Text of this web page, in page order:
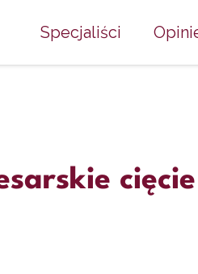
Specjaliści